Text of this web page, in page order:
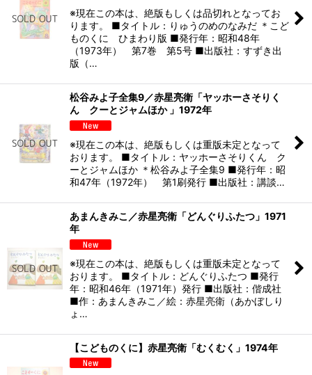
※現在この本は、絶版もしくは品切れとなってお
ります。 ■タイトル：りゅうのめのなみだ ＊こど
ものくに ひまわり版 ■発行年：昭和48年
（1973年） 第7巻 第5号 ■出版社：すずき出
版（…
松谷みよ子全集9／赤星亮衛「ヤッホーさそりく
ん クーとジャムほか 」1972年
※現在この本は、絶版もしくは重版未定となって
おります。 ■タイトル：ヤッホーさそりくん ク
ーとジャムほか ＊松谷みよ子全集9 ■発行年：昭
和47年（1972年） 第1刷発行 ■出版社：講談…
あまんきみこ／赤星亮衛「どんぐりふたつ」1971
年
※現在この本は、絶版もしくは重版未定となって
おります。 ■タイトル：どんぐりふたつ ■発行
年：昭和46年（1971年）発行 ■出版社：偕成社
■作：あまんきみこ／絵：赤星亮衛（あかぼしり
ょ…
【こどものくに】赤星亮衛「むくむく」1974年